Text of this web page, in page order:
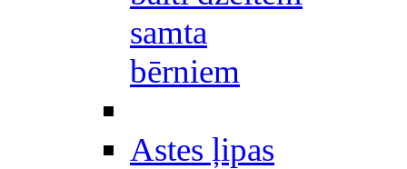
samta
bērniem
Astes ļipas